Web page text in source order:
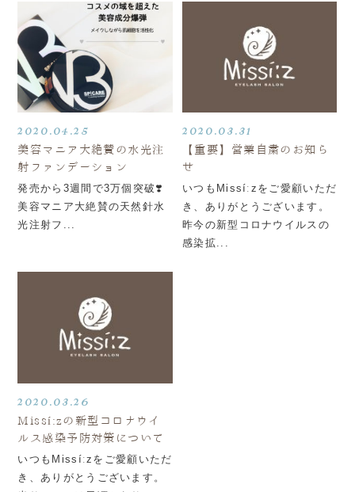
2020.04.25
美容マニア大絶賛の水光注
射ファンデーション
発売から3週間で3万個突破❣️
美容マニア大絶賛の天然針水
光注射フ...
2020.03.31
【重要】営業自粛のお知ら
せ
いつもMissíːzをご愛顧いただ
き、ありがとうございます。
昨今の新型コロナウイルスの
感染拡...
2020.03.26
Missíːzの新型コロナウイ
ルス感染予防対策について
いつもMissíːzをご愛顧いただ
き、ありがとうございます。